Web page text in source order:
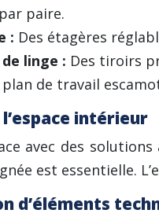
paire.
: Des étagères
linge : Des tiroirs
plan de travail
intérieur
avec des
est essentielle.
d’éléments